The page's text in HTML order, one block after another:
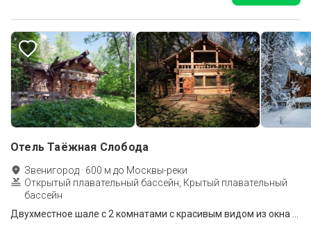
Отель Таёжная Слобода
Звенигород · 600 м до Москвы-реки
Открытый плавательный бассейн, Крытый плавательный
бассейн